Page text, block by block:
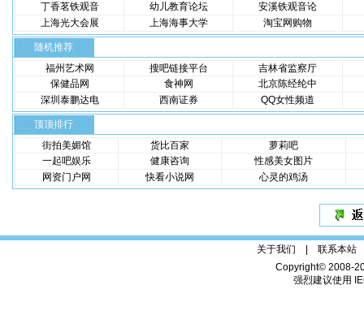
丁香茗铁观音
幼儿教育论坛
安溪铁观音论
上海光大会展
上海海事大学 淘宝网购物
随机推荐
福州艺术网
搜吧链接平台
吉林省监察厅
保健品网
食神网
北京陈经纶中
深圳泰鹏达电
西南证券 QQ女性频道
顶顶排行
街拍美媚馆
货比百家
萝莉吧
一起吧娱乐
健康咨询
性感美女图片
网资门户网
快看小说网 心灵的鸡汤
关于我们 | 联系本站
Copyright© 2008-
强烈建议使用